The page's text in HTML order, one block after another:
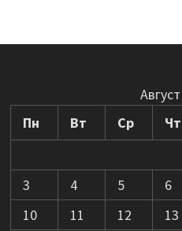
Пн
Вт Ср Чт
3
4 5 6
10
11 12 13